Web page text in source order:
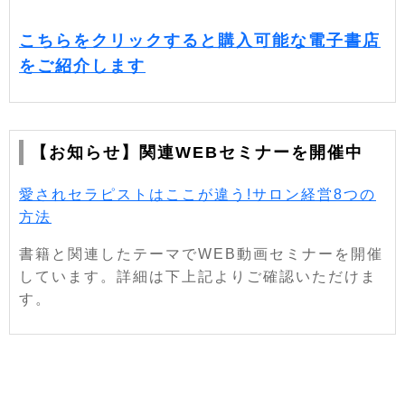
こちらをクリックすると購入可能な電子書店
をご紹介します
【お知らせ】関連WEBセミナーを開催中
愛されセラピストはここが違う!サロン経営8つの
方法
書籍と関連したテーマでWEB動画セミナーを開催
しています。詳細は下上記よりご確認いただけま
す。